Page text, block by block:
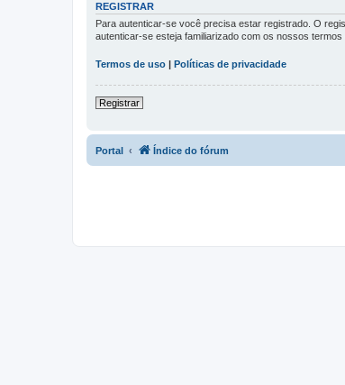
REGISTRAR
Para autenticar-se você precisa estar registrado. O
autenticar-se esteja familiarizado com os nossos
Termos de uso | Políticas de privacidade
Registrar
Portal Índice do fórum